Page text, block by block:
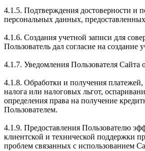
4.1.5. Подтверждения достоверности и
персональных данных,
4.1.6. Создания учетной записи для
Пользователь дал согласие на создание
4.1.7. Уведомления Пользователя Сайта
4.1.8. Обработки и получения
налога или налоговых льгот,
определения права на получение
Пользователем.
4.1.9. Предоставления Пользователю
клиентской и технической поддержки
проблем связанных с использованием